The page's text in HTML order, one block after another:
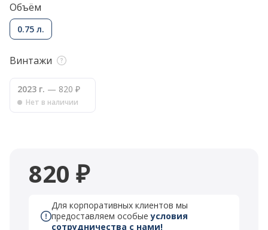
Объём
0.75 л.
Винтажи
2023 г. — 820 ₽
Нет в наличии
820 ₽
Для корпоративных клиентов мы
предоставляем особыеусловия
сотрудничества с нами!